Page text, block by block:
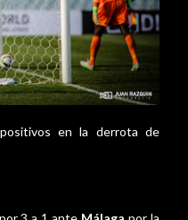
en la derrota de